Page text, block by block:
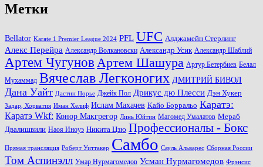
Метки
Bellator Karate 1 Premier League 2024 PFL UFC Алджамейн Стерлинг
Алекс Перейра Александр Волкановски Александр Усик Александр Шаблий
Артем Чугунов Артем Шашура Артур Бетербиев Белал
Мухаммад Вячеслав Легконогих ДМИТРИЙ БИВОЛ
Дана Уайт Дастин Порье Джейк Пол Дрикус дю Плесси Дэн Хукер
Задар, Хорватия Иман Хелиф Ислам Махачев Кайо Борральо Каратэ:
Каратэ Wkf: Конор Макгрегор Линь Юйтин Магомед Умалатов Мераб
Двалишвили Наоя Иноуэ Никита Цзю Профессионалы - Бокс
Прямая трансляция Роберт Уиттакер Самбо Сауль Альварес Сборная России
Том Аспинэлл Умар Нурмагомедов Усман Нурмагомедов Фрэнсис